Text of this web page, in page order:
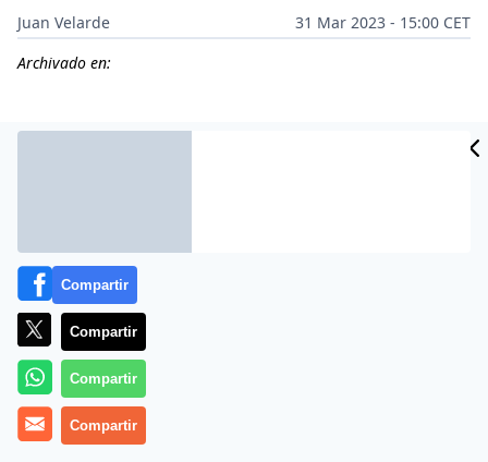
Juan Velarde
31 Mar 2023 - 15:00 CET
Archivado en:
Claro y contundente.
Vicente Valléspuso palabras a lo que todos los
Compartir
Compartir
Compartir
Compartir